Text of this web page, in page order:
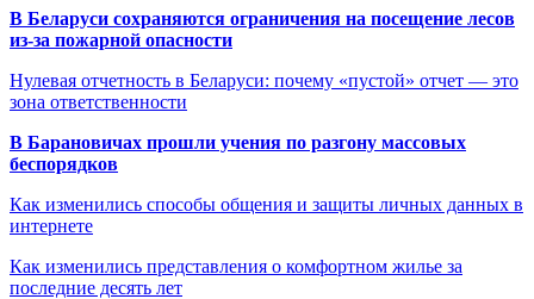
В Беларуси сохраняются ограничения на посещение лесов
из-за пожарной опасности
Нулевая отчетность в Беларуси: почему «пустой» отчет — это
зона ответственности
В Барановичах прошли учения по разгону массовых
беспорядков
Как изменились способы общения и защиты личных данных в
интернете
Как изменились представления о комфортном жилье за
последние десять лет